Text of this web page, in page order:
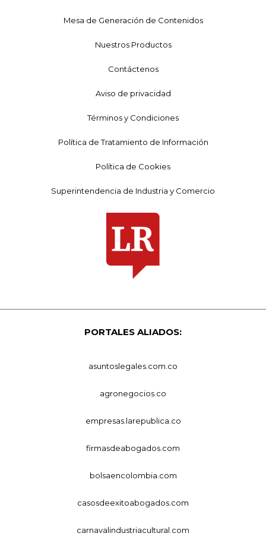
Mesa de Generación de Contenidos
Nuestros Productos
Contáctenos
Aviso de privacidad
Términos y Condiciones
Política de Tratamiento de Información
Política de Cookies
Superintendencia de Industria y Comercio
PORTALES ALIADOS:
asuntoslegales.com.co
agronegocios.co
empresas.larepublica.co
firmasdeabogados.com
bolsaencolombia.com
casosdeexitoabogados.com
carnavalindustriacultural.com